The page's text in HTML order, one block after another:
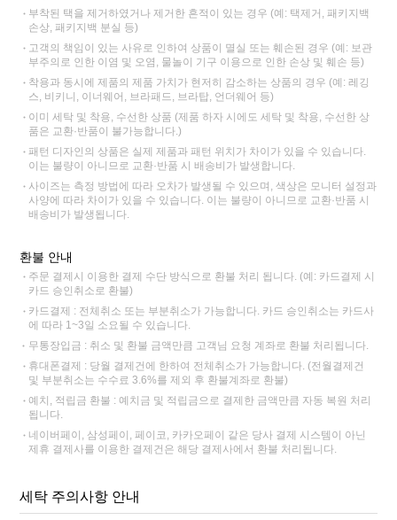
부착된 택을 제거하였거나 제거한 흔적이 있는 경우 (예: 택제거, 패키지백
손상, 패키지백 분실 등)
고객의 책임이 있는 사유로 인하여 상품이 멸실 또는 훼손된 경우 (예: 보관
부주의로 인한 이염 및 오염, 물놀이 기구 이용으로 인한 손상 및 훼손 등)
착용과 동시에 제품의 제품 가치가 현저히 감소하는 상품의 경우 (예: 레깅
스, 비키니, 이너웨어, 브라패드, 브라탑, 언더웨어 등)
이미 세탁 및 착용, 수선한 상품 (제품 하자 시에도 세탁 및 착용, 수선한 상
품은 교환·반품이 불가능합니다.)
패턴 디자인의 상품은 실제 제품과 패턴 위치가 차이가 있을 수 있습니다.
이는 불량이 아니므로 교환·반품 시 배송비가 발생합니다.
사이즈는 측정 방법에 따라 오차가 발생될 수 있으며, 색상은 모니터 설정과
사양에 따라 차이가 있을 수 있습니다. 이는 불량이 아니므로 교환·반품 시
배송비가 발생됩니다.
환불 안내
주문 결제시 이용한 결제 수단 방식으로 환불 처리 됩니다. (예: 카드결제 시
카드 승인취소로 환불)
카드결제 : 전체취소 또는 부분취소가 가능합니다. 카드 승인취소는 카드사
에 따라 1~3일 소요될 수 있습니다.
무통장입금 : 취소 및 환불 금액만큼 고객님 요청 계좌로 환불 처리됩니다.
휴대폰결제 : 당월 결제건에 한하여 전체취소가 가능합니다. (전월결제건
및 부분취소는 수수료 3.6%를 제외 후 환불계좌로 환불)
예치, 적립금 환불 : 예치금 및 적립금으로 결제한 금액만큼 자동 복원 처리
됩니다.
네이버페이, 삼성페이, 페이코, 카카오페이 같은 당사 결제 시스템이 아닌
제휴 결제사를 이용한 결제건은 해당 결제사에서 환불 처리됩니다.
세탁 주의사항 안내